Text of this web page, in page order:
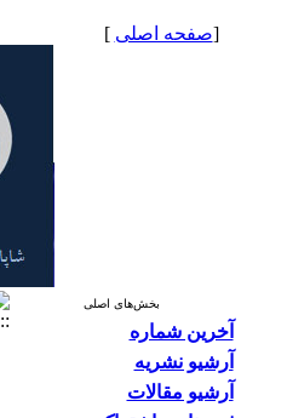
[صفحه اصلی ]
بخش‌های اصلی
آخرین شماره
آرشیو نشریه
آرشیو مقالات